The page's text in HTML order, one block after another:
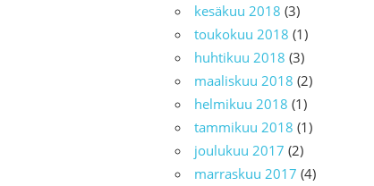
kesäkuu 2018 (3)
toukokuu 2018 (1)
huhtikuu 2018 (3)
maaliskuu 2018 (2)
helmikuu 2018 (1)
tammikuu 2018 (1)
joulukuu 2017 (2)
marraskuu 2017 (4)